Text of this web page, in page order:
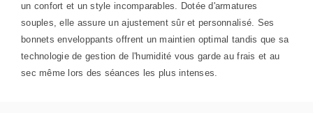
un confort et un style incomparables. Dotée d'armatures
souples, elle assure un ajustement sûr et personnalisé. Ses
bonnets enveloppants offrent un maintien optimal tandis que sa
technologie de gestion de l'humidité vous garde au frais et au
sec même lors des séances les plus intenses.